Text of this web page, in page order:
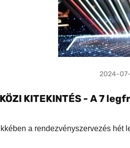
2024-07-
KITEKINTÉS - A 7
a rendezvényszervezés hét